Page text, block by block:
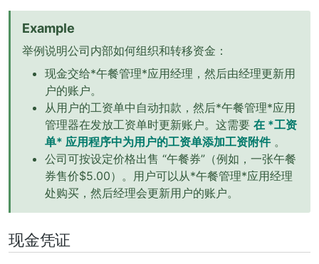
Example
举例说明公司内部如何组织和转移资金：
现金交给*午餐管理*应用经理，然后由经理更新用
户的账户。
从用户的工资单中自动扣款，然后*午餐管理*应用
管理器在发放工资单时更新账户。这需要 在 *工资
单* 应用程序中为用户的工资单添加工资附件。
公司可按设定价格出售 “午餐券”（例如，一张午餐
券售价$5.00）。用户可以从*午餐管理*应用经理
处购买，然后经理会更新用户的账户。
现金凭证